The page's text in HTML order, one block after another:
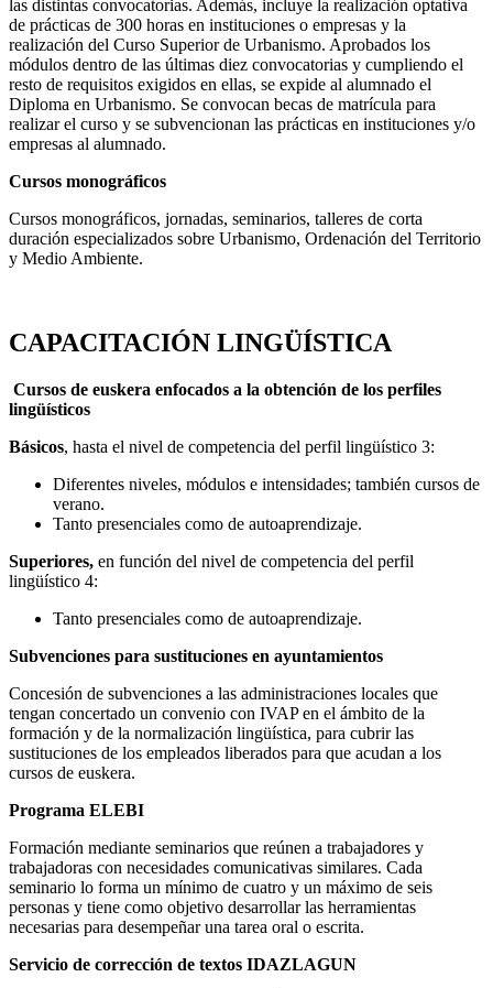
las distintas convocatorias. Además, incluye la realización optativa
de prácticas de 300 horas en instituciones o empresas y la
realización del Curso Superior de Urbanismo. Aprobados los
módulos dentro de las últimas diez convocatorias y cumpliendo el
resto de requisitos exigidos en ellas, se expide al alumnado el
Diploma en Urbanismo. Se convocan becas de matrícula para
realizar el curso y se subvencionan las prácticas en instituciones y/o
empresas al alumnado.
Cursos monográficos
Cursos monográficos, jornadas, seminarios, talleres de corta
duración especializados sobre Urbanismo, Ordenación del Territorio
y Medio Ambiente.
CAPACITACIÓN LINGÜÍSTICA
Cursos de euskera enfocados a la obtención de los perfiles
lingüísticos
Básicos, hasta el nivel de competencia del perfil lingüístico 3:
Diferentes niveles, módulos e intensidades; también cursos de
verano.
Tanto presenciales como de autoaprendizaje.
Superiores, en función del nivel de competencia del perfil
lingüístico 4:
Tanto presenciales como de autoaprendizaje.
Subvenciones para sustituciones en ayuntamientos
Concesión de subvenciones a las administraciones locales que
tengan concertado un convenio con IVAP en el ámbito de la
formación y de la normalización lingüística, para cubrir las
sustituciones de los empleados liberados para que acudan a los
cursos de euskera.
Programa ELEBI
Formación mediante seminarios que reúnen a trabajadores y
trabajadoras con necesidades comunicativas similares. Cada
seminario lo forma un mínimo de cuatro y un máximo de seis
personas y tiene como objetivo desarrollar las herramientas
necesarias para desempeñar una tarea oral o escrita.
Servicio de corrección de textos IDAZLAGUN